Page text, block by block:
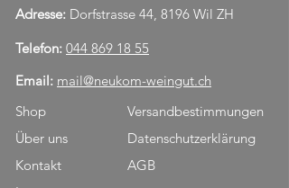
Adresse: Dorfstrasse 44, 8196 Wil ZH
Telefon: 044 869 18 55
Email: mail@neukom-weingut.ch
Versandbestimmungen
Datenschutzerklärung
AGB
Shop
Über uns
Kontakt